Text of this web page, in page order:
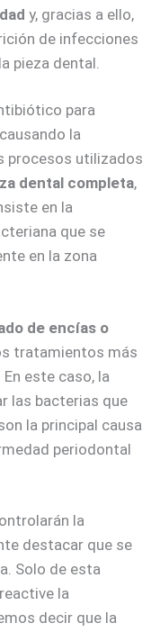
y, gracias a ello,
de infecciones
pieza dental.
para
la
procesos utilizados
dental completa,
en la
que se
en la zona
de encías o
tratamientos más
este caso, la
las bacterias que
la principal causa
periodontal
la
destacar que se
Solo de esta
la
decir que la